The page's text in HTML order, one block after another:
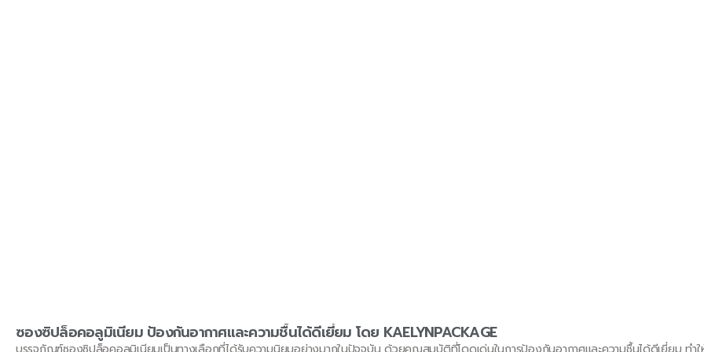
ซองซิปล็อคอลูมิเนียม ป้องกันอากาศและความชื้นได้ดีเยี่ยม โดย KAELYNPACKAGE